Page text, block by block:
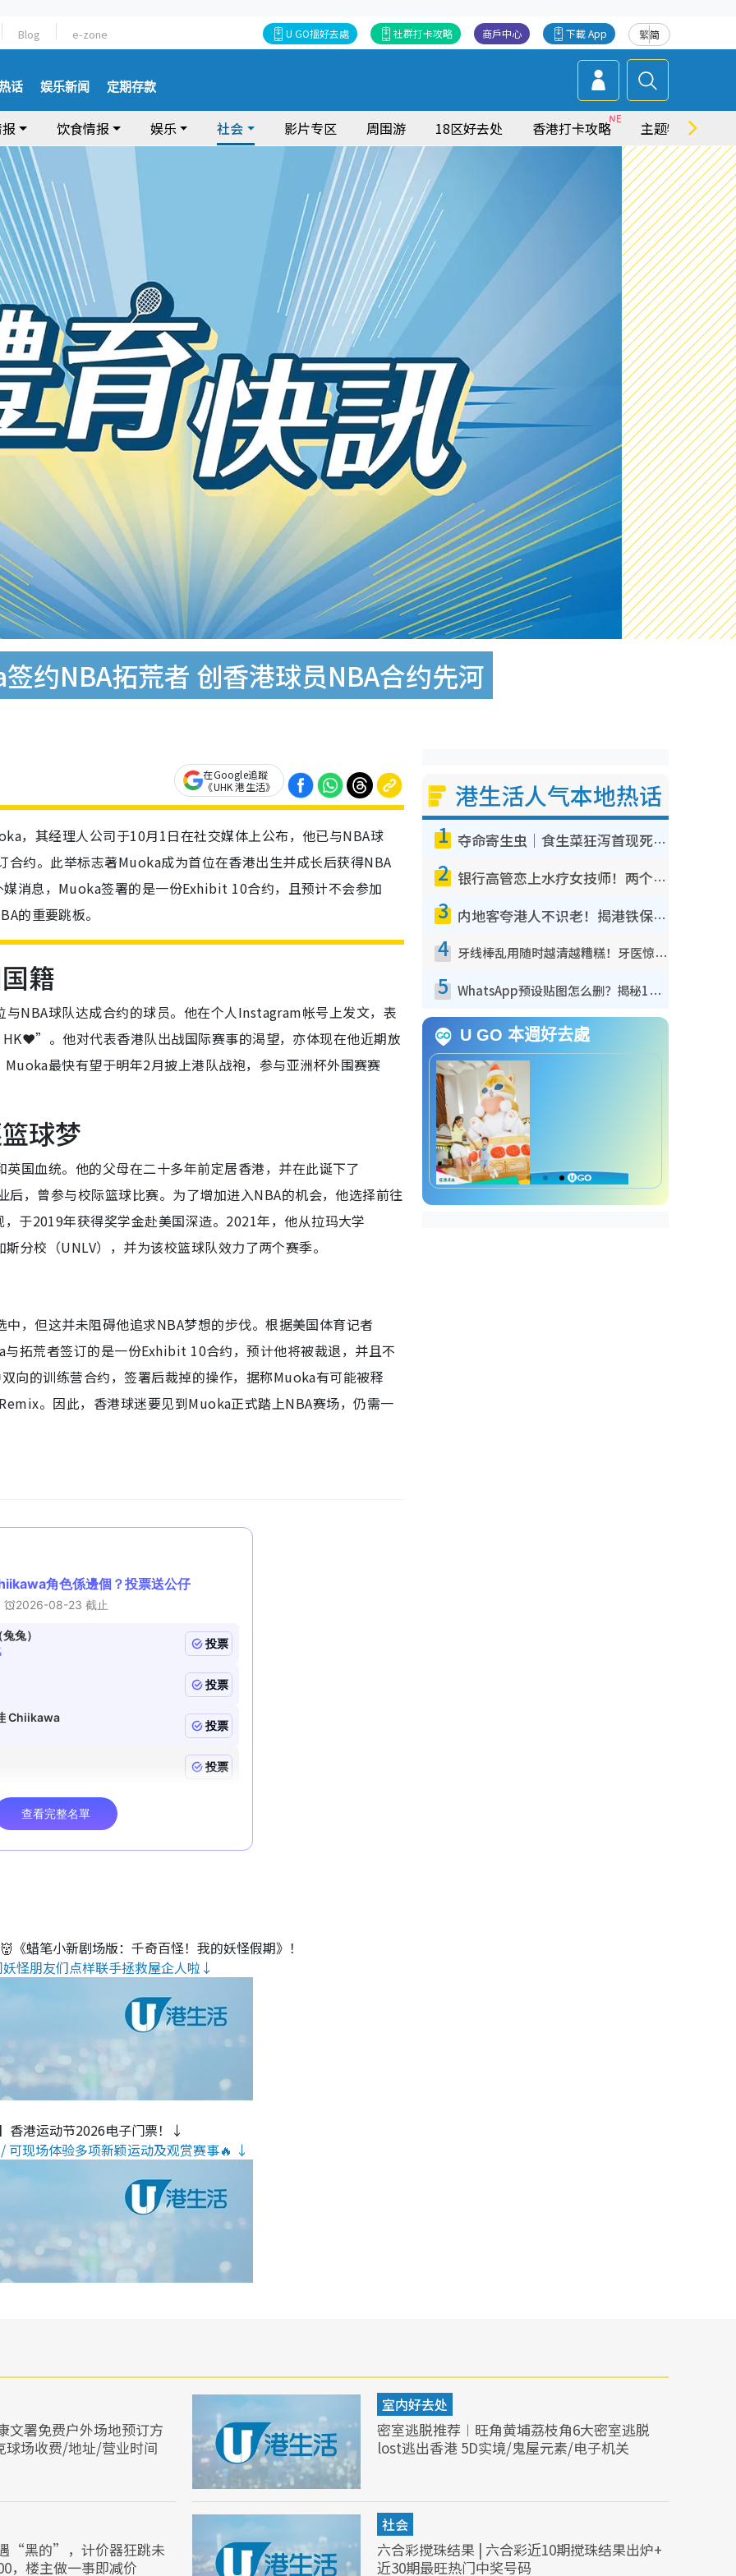
Blog e-zone 繁简
下載 App
商戶中心
社群打卡攻略
U GO搵好去處
话 娱乐新闻 定期存款
饮食情报 娱乐 社会 影片专区 周围游 18区好去处 香港打卡攻略 主题特集
约NBA拓荒者 创香港球员NBA合约先河
在Google追蹤
《UHK 港生活》
，其经理人公司于10月1日在社交媒体上公布，他已与NBA球
约。此举标志著Muoka成为首位在香港出生并成长后获得NBA
消息，Muoka签署的是一份Exhibit 10合约，且预计不会参加
的重要跳板。
籍
NBA球队达成合约的球员。他在个人Instagram帐号上发文，表
。他对代表香港队出战国际赛事的渴望，亦体现在他近期放
最快有望于明年2月披上港队战袍，参与亚洲杯外围赛赛
球梦
国血统。他的父母在二十多年前定居香港，并在此诞下了
，曾参与校际篮球比赛。为了增加进入NBA的机会，他选择前往
于2019年获得奖学金赴美国深造。2021年，他从拉玛大学
分校（UNLV），并为该校篮球队效力了两个赛季。
，但这并未阻碍他追求NBA梦想的步伐。根据美国体育记者
拓荒者签订的是一份Exhibit 10合约，预计他将被裁退，并且不
向的训练营合约，签署后裁掉的操作，据称Muoka有可能被释
。因此，香港球迷要见到Muoka正式踏上NBA赛场，仍需一
《蜡笔小新剧场版：千奇百怪！我的妖怪假期》！
怪朋友们点样联手拯救屋企人啦↓
香港运动节2026电子门票！↓
现场体验多项新颖运动及观赏赛事🔥 ↓
港生活人气本地热话
1 夺命寄生虫｜食生菜狂泻首现死者！疫潮恶化录1.8万宗病例 揭洗菜3大谬误
2 银行高管恋上水疗女技师！两个月借128万惊觉“沉船”沉落火海 揭背后疑似邪教操控卖淫
3 内地客夸港人不识老！揭港铁保鲜级冷气 港人求放过：别投诉
4 牙线棒乱用随时越清越糟糕！牙医惊揭盲目过户细菌恐致蛀牙：这种才是日常真保养
5 WhatsApp预设贴图怎么删？揭秘1招“反向操作”还原简洁界面 附3步实测教程
U GO 本週好去處
文署免费户外场地预订方
球场收费/地址/营业时间
室内好去处
密室逃脱推荐︱旺角黄埔荔枝角6大密室逃脱
lost逃出香港 5D实境/鬼屋元素/电子机关
“黑的”，计价器狂跳未
，楼主做一事即减价
社会
六合彩搅珠结果 | 六合彩近10期搅珠结果出炉+
近30期最旺热门中奖号码